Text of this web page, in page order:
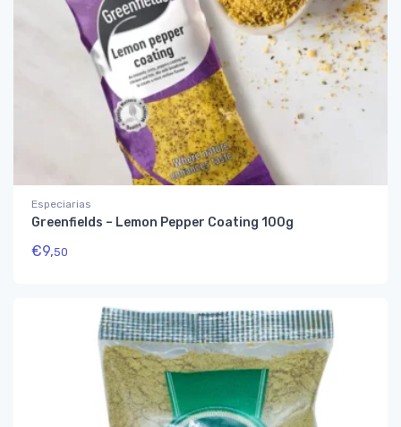
Especiarias
Greenfields – Lemon Pepper Coating 100g
€9,50